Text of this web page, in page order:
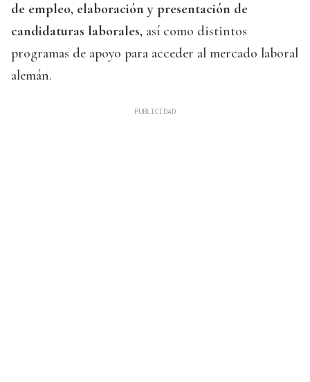
de empleo, elaboración y presentación de
candidaturas laborales, así como distintos
programas de apoyo para acceder al mercado laboral
alemán.